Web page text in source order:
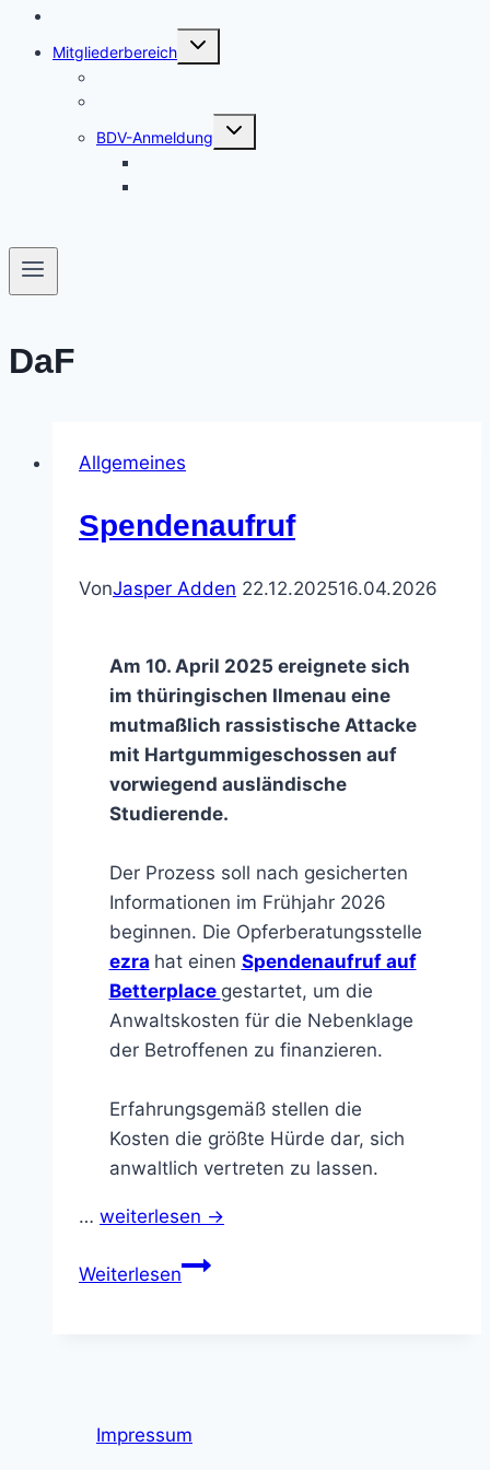
Mitgliederbereich
Untermenü
BDV-Anmeldung
Untermenü
DaF
Allgemeines
Spendenaufruf
VonJasper Adden 22.12.202516.04.2026
Am 10. April 2025 ereignete sich
im thüringischen Ilmenau eine
mutmaßlich rassistische Attacke
mit Hartgummigeschossen auf
vorwiegend ausländische
Studierende.
Der Prozess soll nach gesicherten
Informationen im Frühjahr 2026
beginnen. Die Opferberatungsstelle
ezra hat einen Spendenaufruf auf
Betterplace gestartet, um die
Anwaltskosten für die Nebenklage
der Betroffenen zu finanzieren.
Erfahrungsgemäß stellen die
Kosten die größte Hürde dar, sich
anwaltlich vertreten zu lassen.
… weiterlesen →
WeiterlesenSpendenaufruf
Impressum